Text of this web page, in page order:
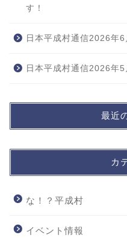
す！
日本平成村通信2026年6
日本平成村通信2026年5
最近
カ
な！？平成村
イベント情報